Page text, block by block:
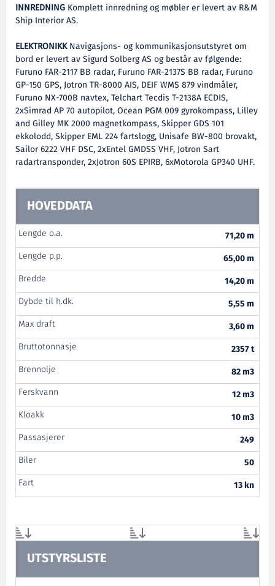
INNREDNING Komplett innredning og møbler er levert av R&M
Ship Interior AS.
ELEKTRONIKKNavigasjons- og kommunikasjonsutstyret om
bord er levert av Sigurd Solberg AS og består av følgende:
Furuno FAR-2117 BB radar, Furuno FAR-2137S BB radar, Furuno
GP-150 GPS, Jotron TR-8000 AIS, DEIF WMS 879 vindmåler,
Furuno NX-700B navtex, Telchart Tecdis T-2138A ECDIS,
2xSimrad AP 70 autopilot, Ocean PGM 009 gyrokompass, Lilley
and Gilley MK 2000 magnetkompass, Skipper GDS 101
ekkolodd, Skipper EML 224 fartslogg, Unisafe BW-800 brovakt,
Sailor 6222 VHF DSC, 2xEntel GMDSS VHF, Jotron Sart
radartransponder, 2xJotron 60S EPIRB, 6xMotorola GP340 UHF.
HOVEDDATA
Lengde o.a.
71,20 m
Lengde p.p.
65,00 m
Bredde
14,20 m
Dybde til h.dk.
5,55 m
Max draft
3,60 m
Bruttotonnasje
2357 t
Brennolje
82 m3
Ferskvann
12 m3
Kloakk
10 m3
Passasjerer
249
Biler
50
Fart
13 kn
UTSTYRSLISTE